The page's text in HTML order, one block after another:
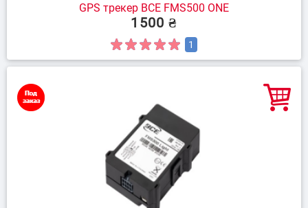
GPS трекер BCE FMS500 ONE
1500 ₴
1